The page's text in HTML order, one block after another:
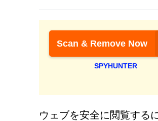
Scan & Remove Now
SPYHUNTER
ウェブを安全に閲覧する